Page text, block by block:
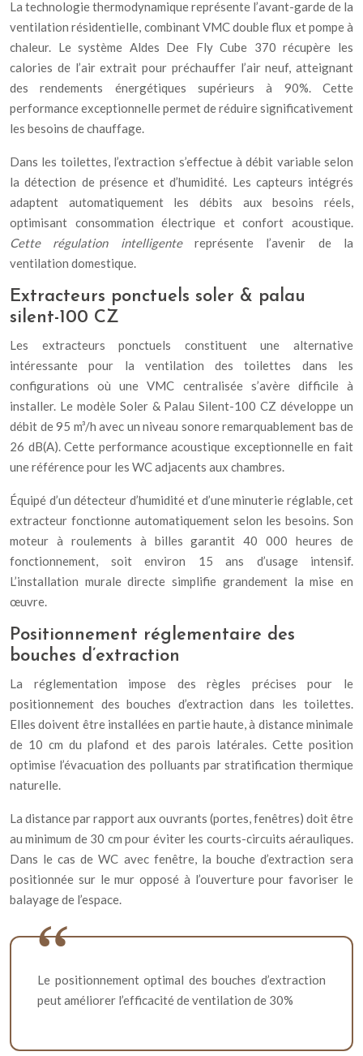
La technologie thermodynamique représente l’avant-garde de la
ventilation résidentielle, combinant VMC double flux et pompe à
chaleur. Le système Aldes Dee Fly Cube 370 récupère les
calories de l’air extrait pour préchauffer l’air neuf, atteignant
des rendements énergétiques supérieurs à 90%. Cette
performance exceptionnelle permet de réduire significativement
les besoins de chauffage.
Dans les toilettes, l’extraction s’effectue à débit variable selon
la détection de présence et d’humidité. Les capteurs intégrés
adaptent automatiquement les débits aux besoins réels,
optimisant consommation électrique et confort acoustique.
Cette régulation intelligente représente l’avenir de la
ventilation domestique.
Extracteurs ponctuels soler & palau
silent-100 CZ
Les extracteurs ponctuels constituent une alternative
intéressante pour la ventilation des toilettes dans les
configurations où une VMC centralisée s’avère difficile à
installer. Le modèle Soler & Palau Silent-100 CZ développe un
débit de 95 m³/h avec un niveau sonore remarquablement bas de
26 dB(A). Cette performance acoustique exceptionnelle en fait
une référence pour les WC adjacents aux chambres.
Équipé d’un détecteur d’humidité et d’une minuterie réglable, cet
extracteur fonctionne automatiquement selon les besoins. Son
moteur à roulements à billes garantit 40 000 heures de
fonctionnement, soit environ 15 ans d’usage intensif.
L’installation murale directe simplifie grandement la mise en
œuvre.
Positionnement réglementaire des
bouches d’extraction
La réglementation impose des règles précises pour le
positionnement des bouches d’extraction dans les toilettes.
Elles doivent être installées en partie haute, à distance minimale
de 10 cm du plafond et des parois latérales. Cette position
optimise l’évacuation des polluants par stratification thermique
naturelle.
La distance par rapport aux ouvrants (portes, fenêtres) doit être
au minimum de 30 cm pour éviter les courts-circuits aérauliques.
Dans le cas de WC avec fenêtre, la bouche d’extraction sera
positionnée sur le mur opposé à l’ouverture pour favoriser le
balayage de l’espace.
Le positionnement optimal des bouches d’extraction
peut améliorer l’efficacité de ventilation de 30%